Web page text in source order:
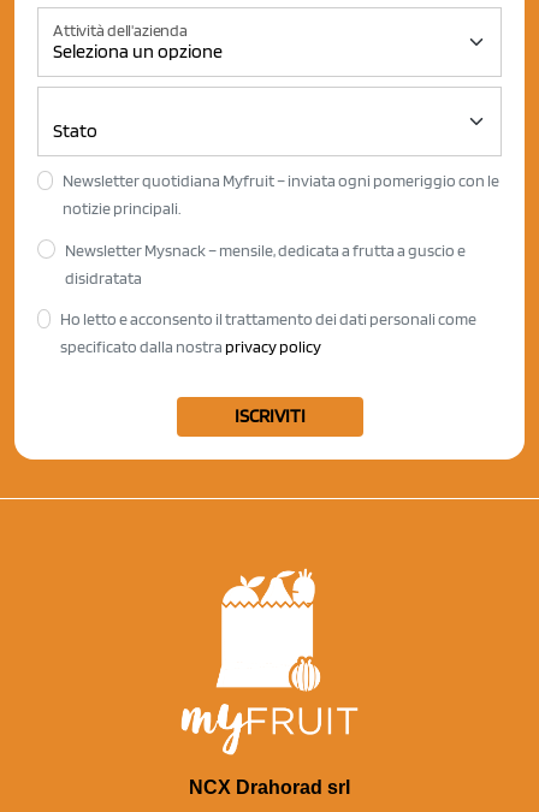
Attività dell'azienda
Newsletter quotidiana Myfruit – inviata ogni pomeriggio con le
notizie principali.
Newsletter Mysnack – mensile, dedicata a frutta a guscio e
disidratata
Ho letto e acconsento il trattamento dei dati personali come
specificato dalla nostra privacy policy
ISCRIVITI
NCX Drahorad srl